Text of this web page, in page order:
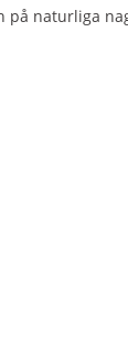
naturliga